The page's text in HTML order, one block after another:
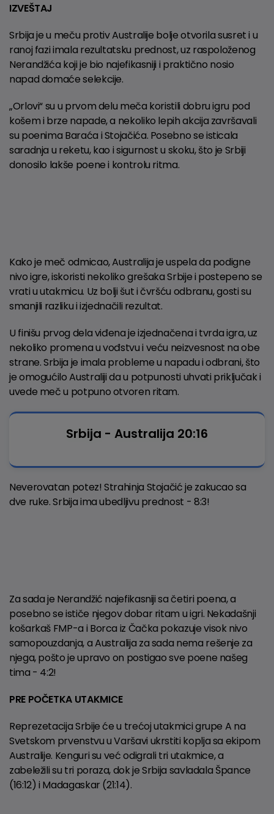
IZVEŠTAJ
Srbija je u meču protiv Australije bolje otvorila susret i u
ranoj fazi imala rezultatsku prednost, uz raspoloženog
Nerandžića koji je bio najefikasniji i praktično nosio
napad domaće selekcije.
„Orlovi“ su u prvom delu meča koristili dobru igru pod
košem i brze napade, a nekoliko lepih akcija završavali
su poenima Baraća i Stojačića. Posebno se isticala
saradnja u reketu, kao i sigurnost u skoku, što je Srbiji
donosilo lakše poene i kontrolu ritma.
Kako je meč odmicao, Australija je uspela da podigne
nivo igre, iskoristi nekoliko grešaka Srbije i postepeno se
vrati u utakmicu. Uz bolji šut i čvršću odbranu, gosti su
smanjili razliku i izjednačili rezultat.
U finišu prvog dela viđena je izjednačena i tvrda igra, uz
nekoliko promena u vođstvu i veću neizvesnost na obe
strane. Srbija je imala probleme u napadu i odbrani, što
je omogućilo Australiji da u potpunosti uhvati priključak i
uvede meč u potpuno otvoren ritam.
Srbija - Australija 20:16
Neverovatan potez! Strahinja Stojačić je zakucao sa
dve ruke. Srbija ima ubedljivu prednost - 8:3!
Za sada je Nerandžić najefikasniji sa četiri poena, a
posebno se ističe njegov dobar ritam u igri. Nekadašnji
košarkaš FMP-a i Borca iz Čačka pokazuje visok nivo
samopouzdanja, a Australija za sada nema rešenje za
njega, pošto je upravo on postigao sve poene našeg
tima - 4:2!
PRE POČETKA UTAKMICE
Reprezetacija Srbije će u trećoj utakmici grupe A na
Svetskom prvenstvu u Varšavi ukrstiti koplja sa ekipom
Australije. Kenguri su već odigrali tri utakmice, a
zabeležili su tri poraza, dok je Srbija savladala Špance
(16:12) i Madagaskar (21:14).